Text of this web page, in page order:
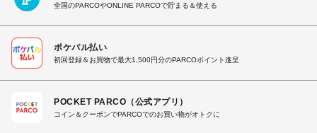
全国のPARCOやONLINE PARCOで貯まる＆使える
ポケパル払い
初回登録＆お買物で最大1,500円分のPARCOポイント進呈
POCKET PARCO（公式アプリ）
コイン＆クーポンでPARCOでのお買い物がオトクに